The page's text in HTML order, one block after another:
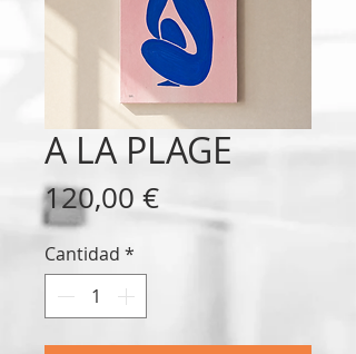
A LA PLAGE
120,00 €Precio
Cantidad *